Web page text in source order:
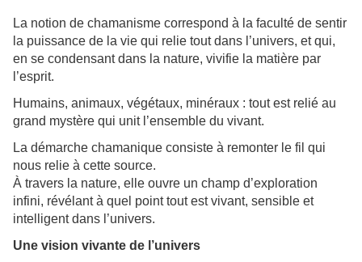
La notion de chamanisme correspond à la faculté de sentir
la puissance de la vie qui relie tout dans l’univers, et qui,
en se condensant dans la nature, vivifie la matière par
l’esprit.
Humains, animaux, végétaux, minéraux : tout est relié au
grand mystère qui unit l’ensemble du vivant.
La démarche chamanique consiste à remonter le fil qui
nous relie à cette source.
À travers la nature, elle ouvre un champ d’exploration
infini, révélant à quel point tout est vivant, sensible et
intelligent dans l’univers.
Une vision vivante de l’univers